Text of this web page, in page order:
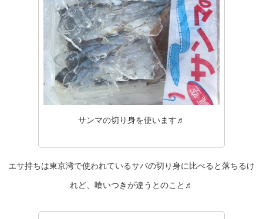
サンマの切り身を使います♬
エサ持ちは東京湾で使われているサバの切り身に比べると落ちるけ
れど、喰いつきが違うとのこと♬